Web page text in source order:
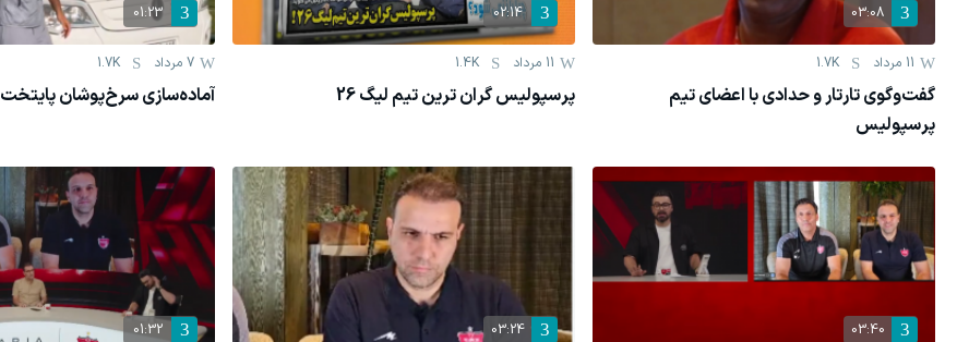
03:08
11 مرداد 1.7K
گفت‌وگوی تارتار و حدادی با اعضای تیم
پرسپولیس
02:14
11 مرداد 1.4K
پرسپولیس گران ترین تیم لیگ 26
01:23
7 مرداد 1.7K
آماده‌سازی سرخ‌پوشان پایتخت
03:40
03:24
01:32